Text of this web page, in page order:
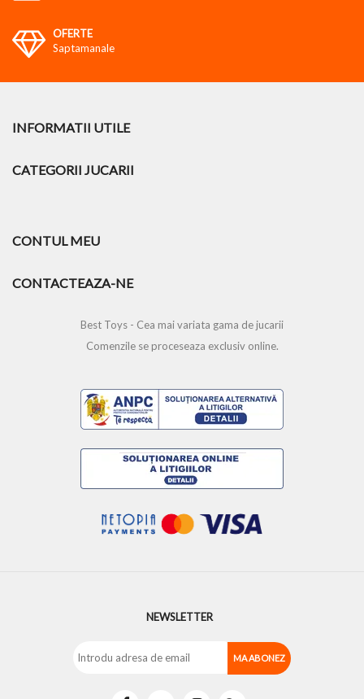
OFERTE
Saptamanale
INFORMATII UTILE
CATEGORII JUCARII
CONTUL MEU
CONTACTEAZA-NE
Best Toys - Cea mai variata gama de jucarii
Comenzile se proceseaza exclusiv online.
NEWSLETTER